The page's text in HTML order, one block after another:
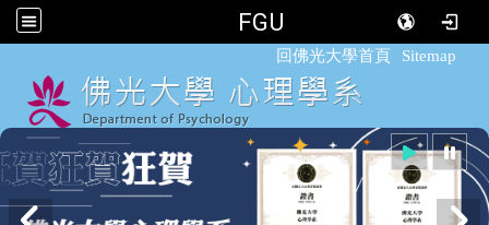
FGU
回佛光大學首頁 Sitemap